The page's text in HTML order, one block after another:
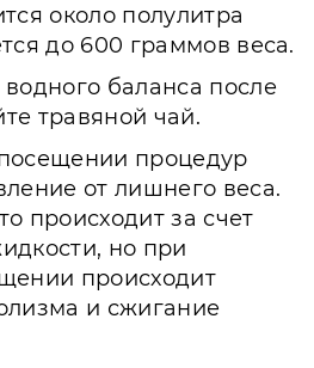
около полулитра
до 600 граммов веса.
баланса после
травяной чай.
процедур
от лишнего веса.
происходит за счет
но при
происходит
и сжигание